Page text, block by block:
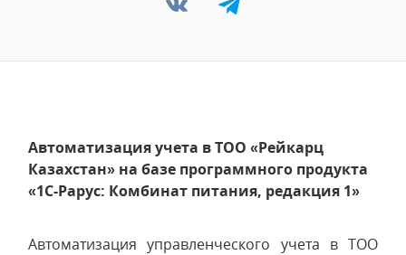
Автоматизация учета в ТОО «Рейкарц
Казахстан» на базе программного продукта
«1С-Рарус: Комбинат питания, редакция 1»
Автоматизация управленческого учета в ТОО